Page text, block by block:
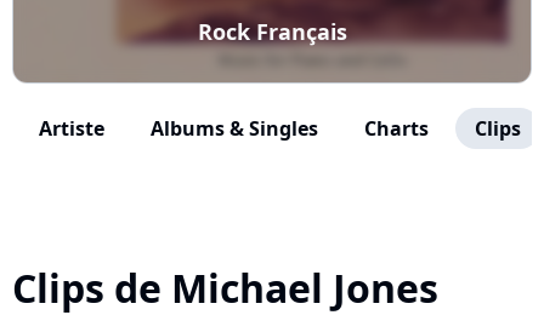
Rock Français
Artiste Albums & Singles Charts Clips
Clips de Michael Jones